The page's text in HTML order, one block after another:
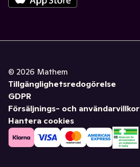
© 2026 Mathem
Tillgänglighetsredogörelse
GDPR
Försäljnings- och användarvillkor
Hantera cookies